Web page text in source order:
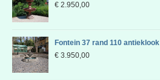
€ 2.950,00
Fontein 37 rand 110 antieklook
€ 3.950,00